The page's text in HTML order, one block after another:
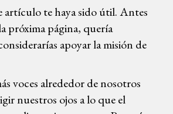
artículo te haya sido útil. Antes
próxima página, quería
apoyar la misión de
voces alrededor de nosotros
nuestros ojos a lo que el